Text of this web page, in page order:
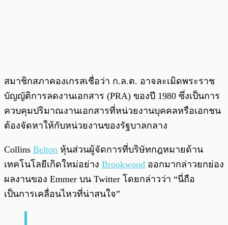
สมาชิกสภาคองเกรสเชื่อว่า ก.ล.ต. อาจละเมิดพระราช
บัญญัติการลดงานเอกสาร (PRA) ของปี 1980 ซึ่งเป็นการ
ควบคุมปริมาณงานเอกสารที่หน่วยงานบุคคลหรือเอกชน
ต้องจัดหาให้กับหน่วยงานของรัฐบาลกลาง
Collins Belton หุ้นส่วนผู้จัดการที่บริษัทกฎหมายด้าน
เทคโนโลยีเกิดใหม่อย่าง Brookwood ออกมากล่าวยกย่อง
ผลงานของ Emmer บน Twitter โดยกล่าวว่า “นี่ถือ
เป็นการเคลื่อนไหวที่น่าสนใจ”